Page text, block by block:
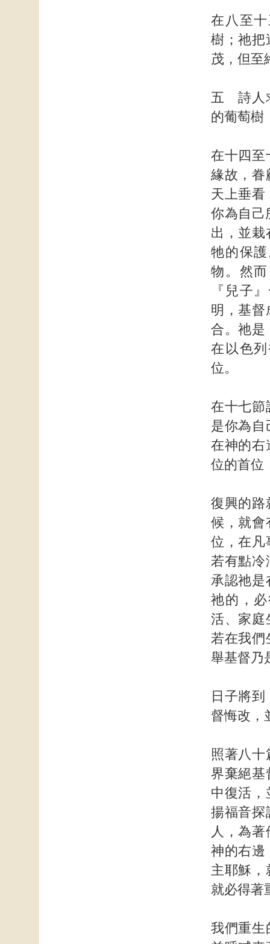
在八至
樹；祂把
茂，但至
五 詩人
的葡萄樹
在十四至
緣故，眷
天上垂看
你為自己
出，並栽
牠的保
物。然
『兒子
明，基督
合。祂是
在以色
位。
在十七節
是你為自
在神的右
位的首位
復興的路
候，就會
位，在凡
若有點冷
承認祂是
祂的，
活、家庭
若在我們
舉基督乃
日子將
督悔改，
照著八
界棄絕基
中復活，
揚福音探
人，為
神的右邊
主耶穌，
就必得著
我們重生